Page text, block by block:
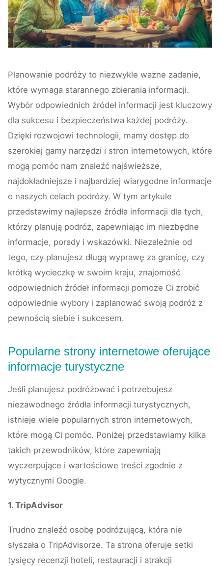
Planowanie podróży to niezwykle ważne zadanie,
które wymaga starannego zbierania informacji.
Wybór odpowiednich źródeł informacji jest kluczowy
dla sukcesu i bezpieczeństwa każdej podróży.
Dzięki rozwojowi technologii, mamy dostęp do
szerokiej gamy narzędzi i stron internetowych, które
mogą pomóc nam znaleźć najświeższe,
najdokładniejsze i najbardziej wiarygodne informacje
o naszych celach podróży. W tym artykule
przedstawimy najlepsze źródła informacji dla tych,
którzy planują podróż, zapewniając im niezbędne
informacje, porady i wskazówki. Niezależnie od
tego, czy planujesz długą wyprawę za granicę, czy
krótką wycieczkę w swoim kraju, znajomość
odpowiednich źródeł informacji pomoże Ci zrobić
odpowiednie wybory i zaplanować swoją podróż z
pewnością siebie i sukcesem.
Popularne strony internetowe oferujące
informacje turystyczne
Jeśli planujesz podróżować i potrzebujesz
niezawodnego źródła informacji turystycznych,
istnieje wiele popularnych stron internetowych,
które mogą Ci pomóc. Poniżej przedstawiamy kilka
takich przewodników, które zapewniają
wyczerpujące i wartościowe treści zgodnie z
wytycznymi Google.
1. TripAdvisor
Trudno znaleźć osobę podróżującą, która nie
słyszała o TripAdvisorze. Ta strona oferuje setki
tysięcy recenzji hoteli, restauracji i atrakcji